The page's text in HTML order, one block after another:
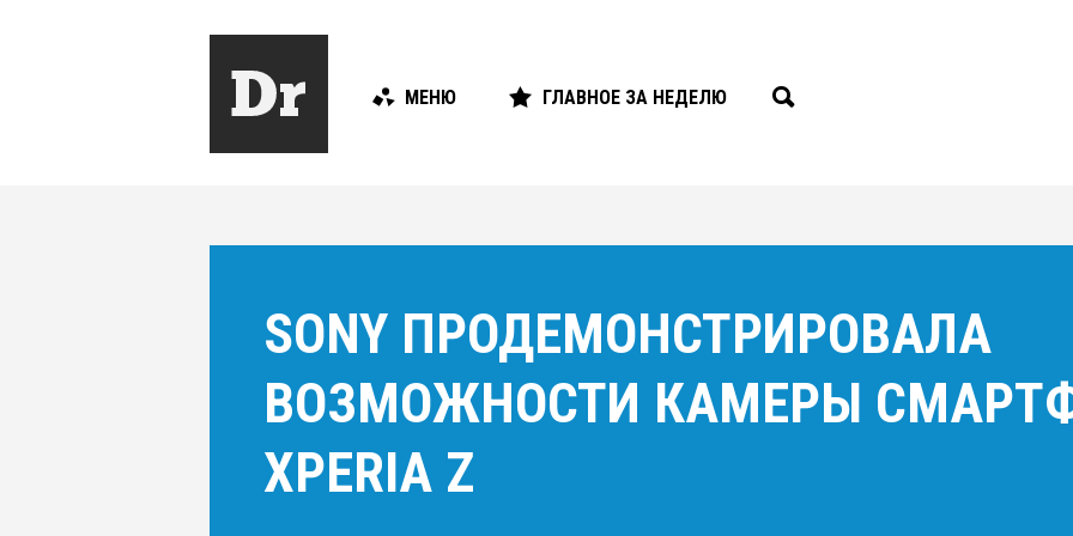
МЕНЮ ГЛАВНОЕ ЗА НЕДЕЛЮ
SONY ПРОДЕМОНСТРИРОВАЛА
ВОЗМОЖНОСТИ КАМЕРЫ
XPERIA Z